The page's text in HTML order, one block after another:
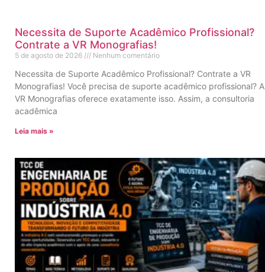
Necessita de Suporte Acadêmico Profissional?
Contrate a VR Monografias!
5 de agosto de 2026 Nenhum comentário
Necessita de Suporte Acadêmico Profissional? Contrate a VR
Monografias! Você precisa de suporte acadêmico profissional? A
VR Monografias oferece exatamente isso. Assim, a consultoria
acadêmica
Leia mais »